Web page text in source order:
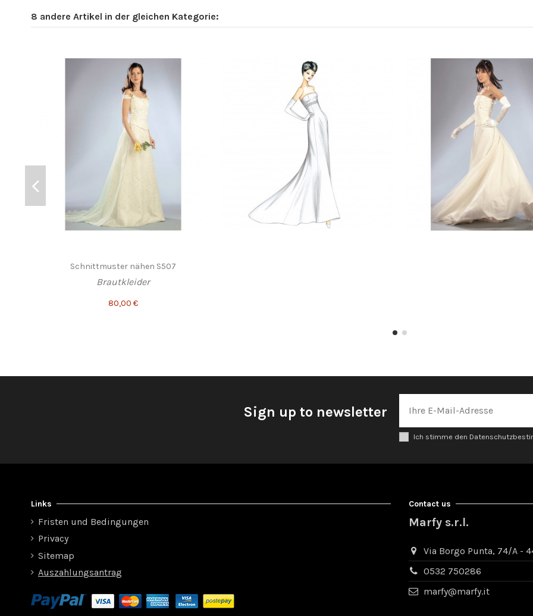
8 andere Artikel in der gleichen Kategorie:
Schnittmuster nähen S507
Brautkleider
80,00 €
Sign up to newsletter
Ich stimme den
Links
Fristen und Bedingungen
Privacy
Sitemap
Auszahlungsantrag
Contact us
Marfy s.r.l.
Via Borgo Punta, 74/A -
0532 750286
marfy@marfy.it